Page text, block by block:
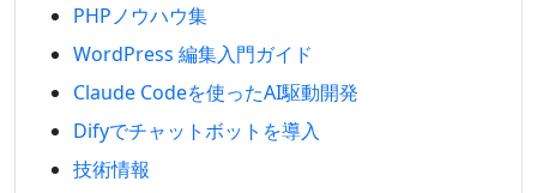
PHPノウハウ集
WordPress 編集入門ガイド
Claude Codeを使ったAI駆動開発
Difyでチャットボットを導入
技術情報